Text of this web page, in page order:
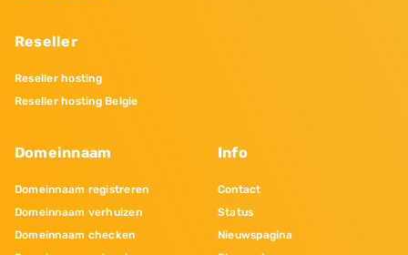
Reseller
Reseller hosting
Reseller hosting Belgie
Domeinnaam
Domeinnaam registreren
Domeinnaam verhuizen
Domeinnaam checken
Info
Contact
Status
Nieuwspagina